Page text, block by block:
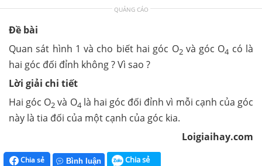
QUẢNG CÁO
Đề bài
Quan sát hình 1 và cho biết hai góc O2và góc O4 có là
hai góc đối đỉnh không ? Vì sao ?
Lời giải chi tiết
Hai góc O2 và O4 là hai góc đối đỉnh vì mỗi cạnh của góc
này là tia đối của một cạnh của góc kia.
Loigiaihay.com
Chia sẻ Bình luận Chia sẻ